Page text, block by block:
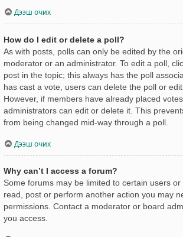
Дээш очих
How do I edit or delete a poll?
As with posts, polls can only be edited by the
moderator or an administrator. To edit a poll,
post in the topic; this always has the poll
has cast a vote, users can delete the poll or
However, if members have already placed
administrators can edit or delete it. This
from being changed mid-way through a poll.
Дээш очих
Why can’t I access a forum?
Some forums may be limited to certain users or
read, post or perform another action you may
permissions. Contact a moderator or board
you access.